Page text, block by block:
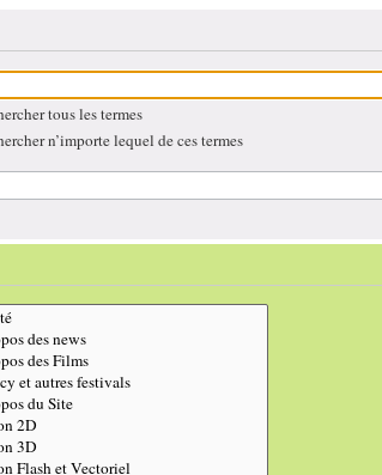
tous les termes
n’importe lequel de ces termes